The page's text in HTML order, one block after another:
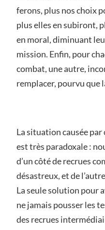
ferons, plus nos choix
plus elles en subiront,
en moral, diminuant
mission. Enfin, pour
combat, une autre,
remplacer, pourvu que
La situation causée par
est très paradoxale :
d’un côté de recrues
désastreux, et de
La seule solution pour
ne jamais pousser les
des recrues